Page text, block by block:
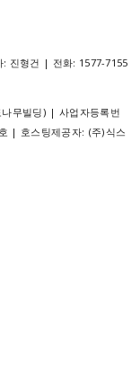
진형건 | 전화: 1577-7155
무빌딩) | 사업자등록번
| 호스팅제공자: (주)식스